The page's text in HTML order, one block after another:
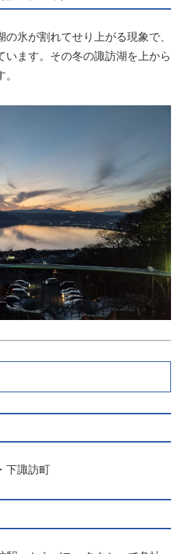
氷が割れてせり上がる現象で、
います。その冬の諏訪湖を上から
下諏訪町